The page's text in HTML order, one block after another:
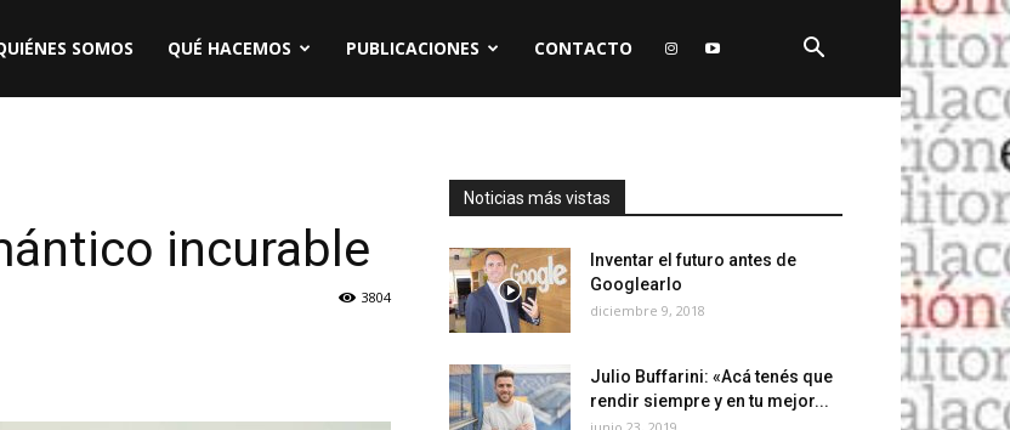
SOMOS QUÉ HACEMOS PUBLICACIONES CONTACTO
incurable
3804
Noticias más vistas
Inventar el futuro antes de
Googlearlo
diciembre 9, 2018
Julio Buffarini: «Acá tenés que
rendir siempre y en tu mejor...